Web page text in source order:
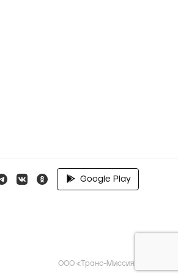
Google Play
ООО «Транс-Миссия»